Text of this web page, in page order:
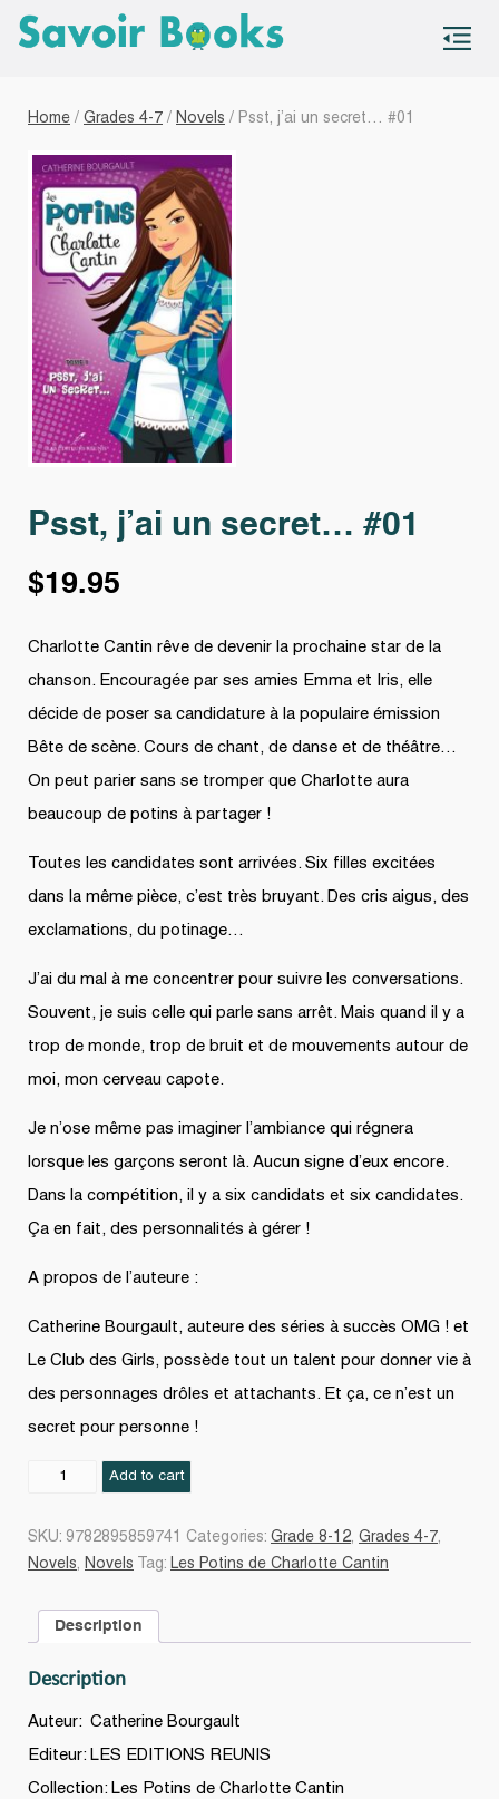
Home / Grades 4-7 / Novels / Psst, j’ai un secret… #01
Psst, j’ai un secret… #01
$19.95
Charlotte Cantin rêve de devenir la prochaine star de la
chanson. Encouragée par ses amies Emma et Iris, elle
décide de poser sa candidature à la populaire émission
Bête de scène. Cours de chant, de danse et de théâtre…
On peut parier sans se tromper que Charlotte aura
beaucoup de potins à partager !
Toutes les candidates sont arrivées. Six filles excitées
dans la même pièce, c’est très bruyant. Des cris aigus, des
exclamations, du potinage…
J’ai du mal à me concentrer pour suivre les conversations.
Souvent, je suis celle qui parle sans arrêt. Mais quand il y a
trop de monde, trop de bruit et de mouvements autour de
moi, mon cerveau capote.
Je n’ose même pas imaginer l’ambiance qui régnera
lorsque les garçons seront là. Aucun signe d’eux encore.
Dans la compétition, il y a six candidats et six candidates.
Ça en fait, des personnalités à gérer !
A propos de l’auteure :
Catherine Bourgault, auteure des séries à succès OMG ! et
Le Club des Girls, possède tout un talent pour donner vie à
des personnages drôles et attachants. Et ça, ce n’est un
secret pour personne !
Psst,
Add to cart
SKU: 9782895859741 Categories: Grade 8-12, Grades 4-7,
Novels, Novels Tag: Les Potins de Charlotte Cantin
Description
Description
Auteur: Catherine Bourgault
Editeur: LES EDITIONS REUNIS
Collection: Les Potins de Charlotte Cantin